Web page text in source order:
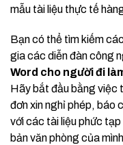
mẫu tài liệu thực tế
Bạn có thể tìm kiếm
gia các diễn đàn công
Word cho người đi
Hãy bắt đầu bằng việc
đơn xin nghỉ phép, báo
với các tài liệu phức
bản văn phòng của